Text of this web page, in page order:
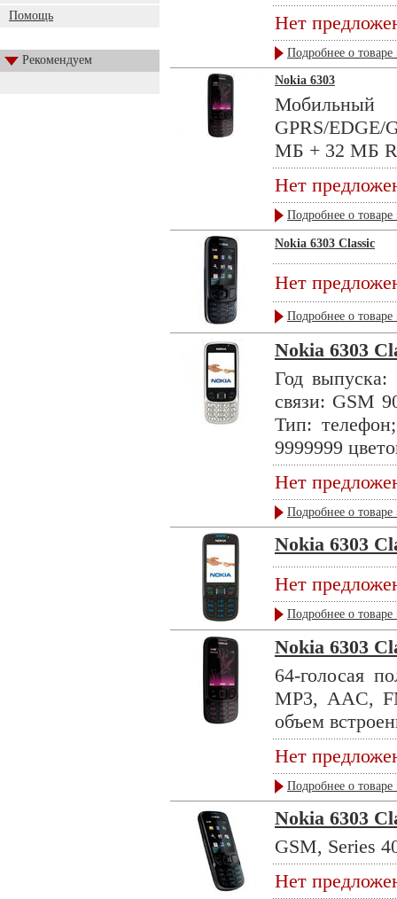
Помощь
Рекомендуем
Нет
Подробнее о товаре
Nokia 6303
Мобильный
GPRS/
МБ + 32 МБ
Нет
Подробнее о товаре
Nokia 6303 Classic
Нет
Подробнее о товаре
Nokia 6303
Год выпуска:
связи: GSM
Тип:
9999999
Нет
Подробнее о товаре
Nokia 6303
Нет
Подробнее о товаре
Nokia 6303
64-голосая
MP3, AAC,
объем
Нет
Подробнее о товаре
Nokia 6303
GSM, Series
Нет